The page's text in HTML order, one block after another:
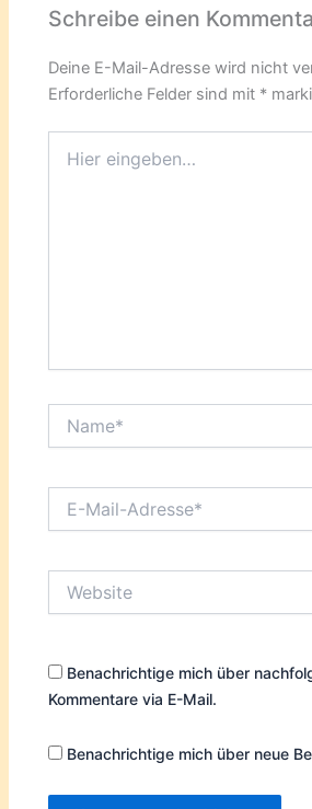
Schreibe einen
Deine E-Mail-Adresse wird nicht
Erforderliche Felder sind mit *
eingeben…
Mail-
Benachrichtige mich über
Kommentare via E-Mail.
Benachrichtige mich über neue